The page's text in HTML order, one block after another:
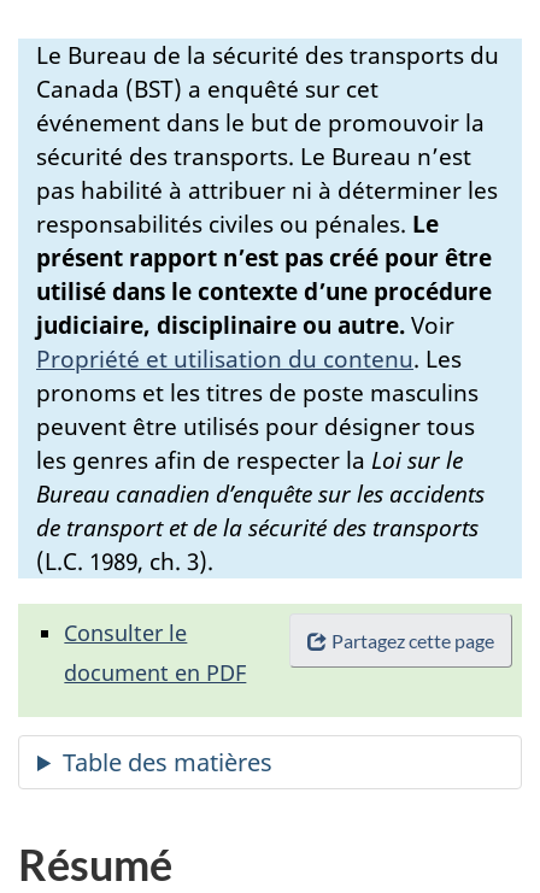
Le Bureau de la sécurité des transports du
Canada (BST) a enquêté sur cet
événement dans le but de promouvoir la
sécurité des transports. Le Bureau n’est
pas habilité à attribuer ni à déterminer les
responsabilités civiles ou pénales. Le
présent rapport n’est pas créé pour être
utilisé dans le contexte d’une procédure
judiciaire, disciplinaire ou autre.Voir
Propriété et utilisation du contenu. Les
pronoms et les titres de poste masculins
peuvent être utilisés pour désigner tous
les genres afin de respecter la Loi sur le
Bureau canadien d’enquête sur les accidents
de transport et de la sécurité des transports
(L.C. 1989, ch. 3).
Partagez cette page
Consulter le
document en PDF
Résumé